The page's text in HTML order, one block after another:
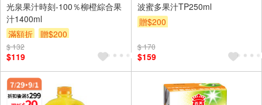
光泉果汁時刻-100％柳橙綜合果
汁1400ml
滿額折
贈$200
$ 132
$119
波蜜多果汁TP250ml
贈$200
$ 170
$159